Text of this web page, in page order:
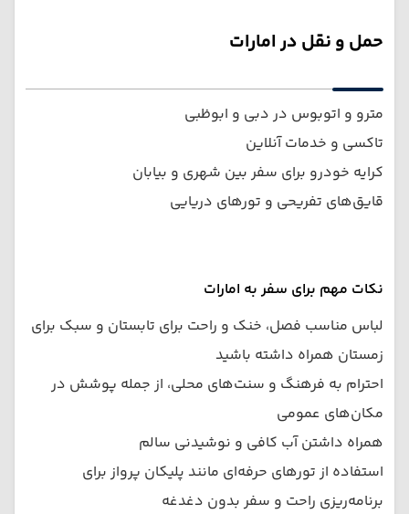
حمل و نقل در امارات
مترو و اتوبوس در دبی و ابوظبی
تاکسی و خدمات آنلاین
کرایه خودرو برای سفر بین شهری و بیابان
قایق‌های تفریحی و تورهای دریایی
نکات مهم برای سفر به امارات
لباس مناسب فصل، خنک و راحت برای تابستان و سبک برای
زمستان همراه داشته باشید
احترام به فرهنگ و سنت‌های محلی، از جمله پوشش در
مکان‌های عمومی
همراه داشتن آب کافی و نوشیدنی سالم
استفاده از تورهای حرفه‌ای مانند پلیکان پرواز برای
برنامه‌ریزی راحت و سفر بدون دغدغه